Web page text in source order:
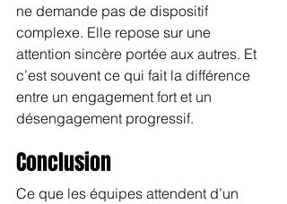
ne demande pas de dispositif
complexe. Elle repose sur une
attention sincère portée aux autres. Et
c’est souvent ce qui fait la différence
entre un engagement fort et un
désengagement progressif.
Conclusion
Ce que les équipes attendent d’un